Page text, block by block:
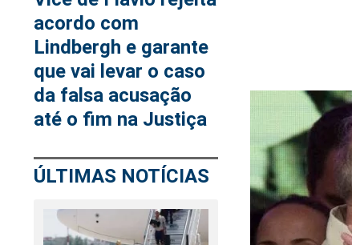
acordo com
Lindbergh e garante
que vai levar o caso
da falsa acusação
até o fim na Justiça
ÚLTIMAS NOTÍCIAS